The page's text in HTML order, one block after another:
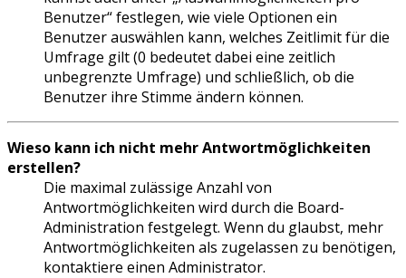
Benutzer“ festlegen, wie viele Optionen ein
Benutzer auswählen kann, welches Zeitlimit für die
Umfrage gilt (0 bedeutet dabei eine zeitlich
unbegrenzte Umfrage) und schließlich, ob die
Benutzer ihre Stimme ändern können.
Wieso kann ich nicht mehr Antwortmöglichkeiten
erstellen?
Die maximal zulässige Anzahl von
Antwortmöglichkeiten wird durch die Board-
Administration festgelegt. Wenn du glaubst, mehr
Antwortmöglichkeiten als zugelassen zu benötigen,
kontaktiere einen Administrator.